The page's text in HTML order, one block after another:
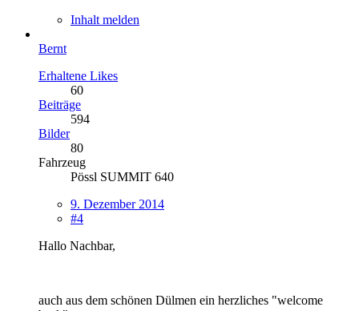
Inhalt melden
Bernt
Erhaltene Likes
60
Beiträge
594
Bilder
80
Fahrzeug
Pössl SUMMIT 640
9. Dezember 2014
#4
Hallo Nachbar,
auch aus dem schönen Dülmen ein herzliches "welcome